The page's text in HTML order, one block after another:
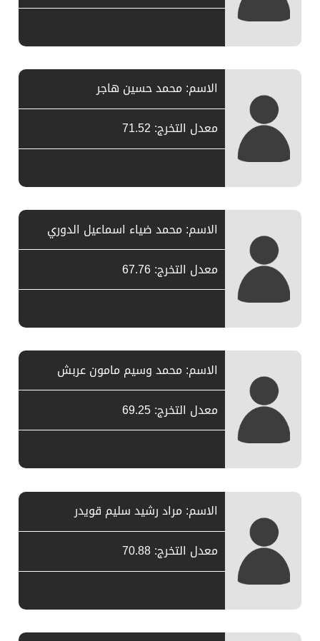
الاسم: محمد حسين هاجر
معدل التخرج: 71.52
الاسم: محمد ضياء اسماعيل الدوري
معدل التخرج: 67.76
الاسم: محمد وسيم مامون عربش
معدل التخرج: 69.25
الاسم: مراد رشيد سليم قويدر
معدل التخرج: 70.88